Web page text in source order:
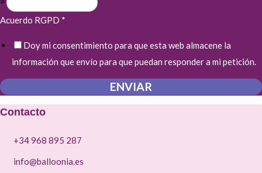
Acuerdo RGPD *
Doy mi consentimiento para que esta web almacene la
información que envío para que puedan responder a mi petición.
ENVIAR
Contacto
+34 968 895 287
info@balloonia.es